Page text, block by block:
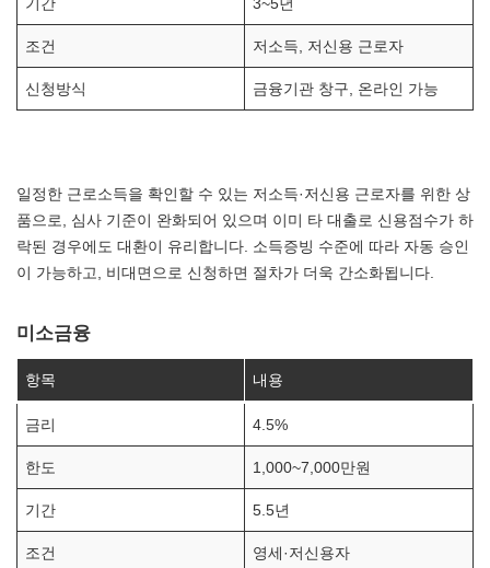
조건 저소득, 저신용 근로자
신청방식 금융기관 창구, 온라인 가능
일정한 근로소득을 확인할 수 있는 저소득·저신용 근로자를 위한 상
품으로, 심사 기준이 완화되어 있으며 이미 타 대출로 신용점수가 하
락된 경우에도 대환이 유리합니다. 소득증빙 수준에 따라 자동 승인
이 가능하고, 비대면으로 신청하면 절차가 더욱 간소화됩니다.
미소금융
항목 내용
금리 4.5%
한도 1,000~7,000만원
기간 5.5년
조건 영세·저신용자